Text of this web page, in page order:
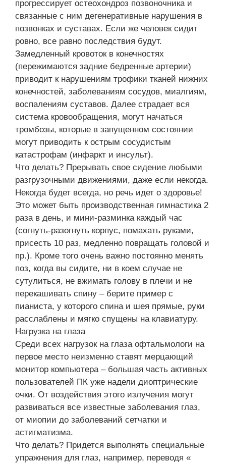
прогрессирует остеохондроз позвоночника и
связанные с ним дегенеративные нарушения в
позвонках и суставах. Если же человек сидит
ровно, все равно последствия будут.
Замедленный кровоток в конечностях
(пережимаются задние бедренные артерии)
приводит к нарушениям трофики тканей нижних
конечностей, заболеваниям сосудов, миалгиям,
воспалениям суставов. Далее страдает вся
система кровообращения, могут начаться
тромбозы, которые в запущенном состоянии
могут приводить к острым сосудистым
катастрофам (инфаркт и инсульт).
Что делать? Прерывать свое сидение любыми
разгрузочными движениями, даже если некогда.
Некогда будет всегда, но речь идет о здоровье!
Это может быть производственная гимнастика 2
раза в день, и мини-разминка каждый час
(согнуть-разогнуть корпус, помахать руками,
присесть 10 раз, медленно повращать головой и
пр.). Кроме того очень важно постоянно менять
поз, когда вы сидите, ни в коем случае не
сутулиться, не вжимать голову в плечи и не
перекашивать спину – берите пример с
пианиста, у которого спина и шея прямые, руки
расслаблены и мягко спущены на клавиатуру.
Нагрузка на глаза
Среди всех нагрузок на глаза офтальмологи на
первое место неизменно ставят мерцающий
монитор компьютера – большая часть активных
пользователей ПК уже надели диоптрические
очки. От воздействия этого излучения могут
развиваться все известные заболевания глаз,
от миопии до заболеваний сетчатки и
астигматизма.
Что делать? Придется выполнять специальные
упражнения для глаз, например, переводя «